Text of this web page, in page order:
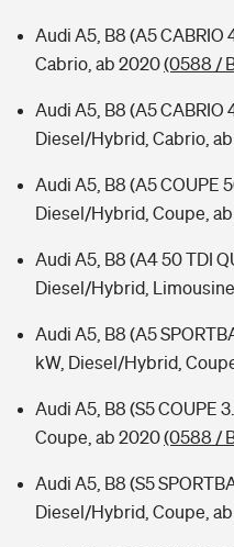
Audi A5, B8 (A5 CABRIO
Cabrio, ab 2020(0588 /
Audi A5, B8 (A5 CABRIO
Diesel/Hybrid, Cabrio,
Audi A5, B8 (A5 COUPE
Diesel/Hybrid, Coupe,
Audi A5, B8 (A4 50 TDI
Diesel/Hybrid,
Audi A5, B8 (A5
kW, Diesel/Hybrid,
Audi A5, B8 (S5 COUPE
Coupe, ab 2020(0588 /
Audi A5, B8 (S5
Diesel/Hybrid, Coupe,